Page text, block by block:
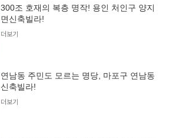
300조 호재의 복층 명작! 용인 처인구 양지
면신축빌라!
더보기
연남동 주민도 모르는 명당, 마포구 연남동
신축빌라!
더보기